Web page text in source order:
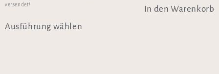
versendet!
Ausführung wählen
In den Warenkorb